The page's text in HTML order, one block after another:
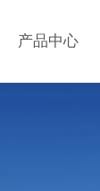
产品中心